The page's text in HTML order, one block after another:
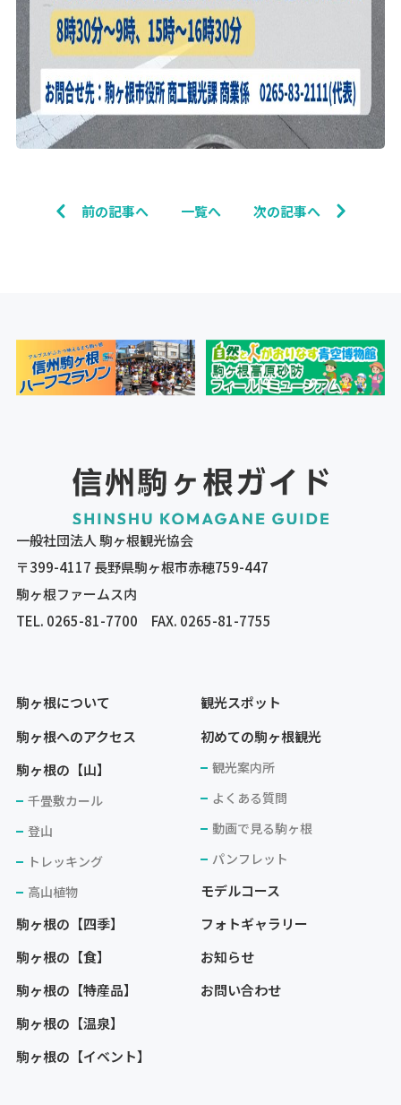
前の記事へ 一覧へ 次の記事へ
一般社団法人 駒ヶ根観光協会
〒399-4117 長野県駒ヶ根市赤穂759-447
駒ヶ根ファームス内
TEL. 0265-81-7700 FAX. 0265-81-7755
駒ヶ根について
駒ヶ根へのアクセス
駒ヶ根の【山】
千畳敷カール
登山
トレッキング
高山植物
駒ヶ根の【四季】
駒ヶ根の【食】
駒ヶ根の【特産品】
駒ヶ根の【温泉】
駒ヶ根の【イベント】
観光スポット
初めての駒ヶ根観光
観光案内所
よくある質問
動画で見る駒ヶ根
パンフレット
モデルコース
フォトギャラリー
お知らせ
お問い合わせ